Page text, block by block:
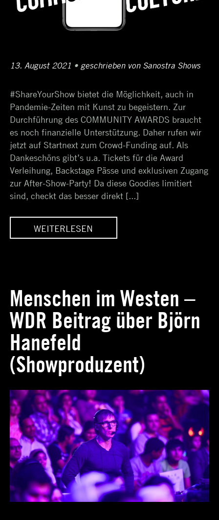
Posted
13. August 2021 20.
2023
• Author
geschrieben von Sanostra Shows
#ShareYourShow bietet die Möglichkeit, auch in
Pandemie-Zeiten mit Kunst zu begeistern. Zur
Durchführung des COMMUNITY AWARDS braucht
es noch finanzielle Unterstützung. Daher rufen wir
jetzt auf Startnext zum Crowd-Funding auf. Als
Dankeschöns gibt’s u.a. Tickets für die Award
Verleihung, Backstage Pässe und exklusiven Zugang
zur After-Show-Party! Da diese Goodies limitiert
sind, checkt das besser direkt [...]
WEITERLESEN
Menschen im Westen –
WDR Beitrag über Björn
Hanefeld
(Showproduzent)